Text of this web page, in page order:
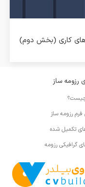
های کاری (بخش دوم)
رزومه ساز
فرم رزومه ساز
تکمیل شده
گرافیکی رزومه